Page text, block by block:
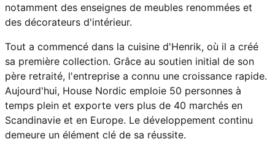
notamment des enseignes de meubles renommées et
des décorateurs d'intérieur.
Tout a commencé dans la cuisine d'Henrik, où il a créé
sa première collection. Grâce au soutien initial de son
père retraité, l'entreprise a connu une croissance rapide.
Aujourd'hui, House Nordic emploie 50 personnes à
temps plein et exporte vers plus de 40 marchés en
Scandinavie et en Europe. Le développement continu
demeure un élément clé de sa réussite.